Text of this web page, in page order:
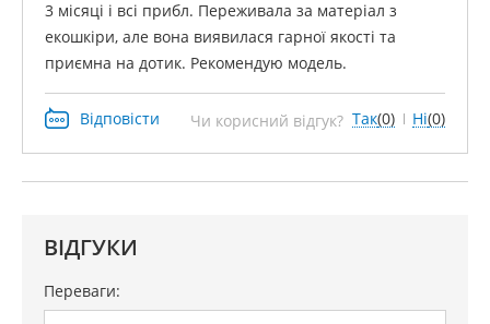
3 місяці і всі прибл. Переживала за матеріал з
екошкіри, але вона виявилася гарної якості та
приємна на дотик. Рекомендую модель.
Відповісти Чи корисний відгук? Так(0) Ні(0)
ВІДГУКИ
Переваги: